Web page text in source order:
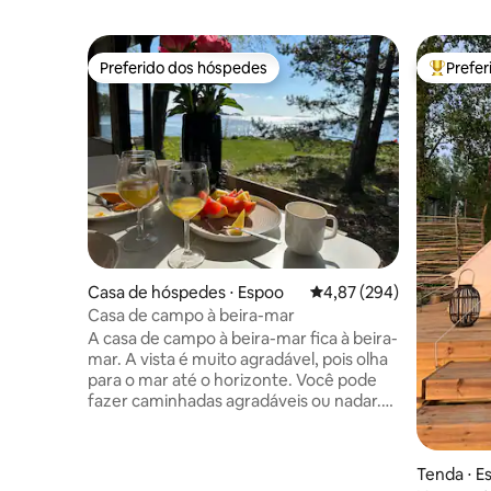
Preferido dos hóspedes
Preferido dos hóspedes
Casa de hóspedes ⋅ Espoo 4,87 de uma avaliação
4,87 (294)
Casa de campo à beira-mar
A casa de campo à beira-mar fica à beira-
mar. A vista é muito agradável, pois olha
para o mar até o horizonte. Você pode
fazer caminhadas agradáveis ou nadar.
Entre
Tenda ⋅